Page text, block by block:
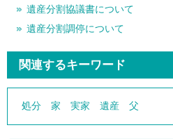
遺産分割協議書について
遺産分割調停について
関連するキーワード
処分 家 実家 遺産 父